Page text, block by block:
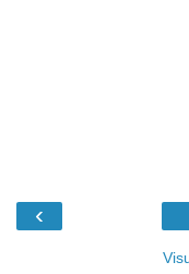
‹